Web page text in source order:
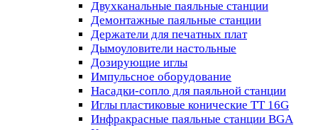
Двухканальные паяльные станции
Демонтажные паяльные станции
Держатели для печатных плат
Дымоуловители настольные
Дозирующие иглы
Импульсное оборудование
Насадки-сопло для паяльной станции
Иглы пластиковые конические TT 16G
Инфракрасные паяльные станции BGA